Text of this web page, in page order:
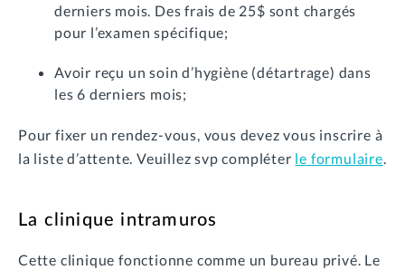
derniers mois. Des frais de 25$ sont chargés
pour l’examen spécifique;
Avoir reçu un soin d’hygiène (détartrage) dans
les 6 derniers mois;
Pour fixer un rendez-vous, vous devez vous inscrire à
la liste d’attente. Veuillez svp compléter le formulaire.
La clinique intramuros
Cette clinique fonctionne comme un bureau privé. Le